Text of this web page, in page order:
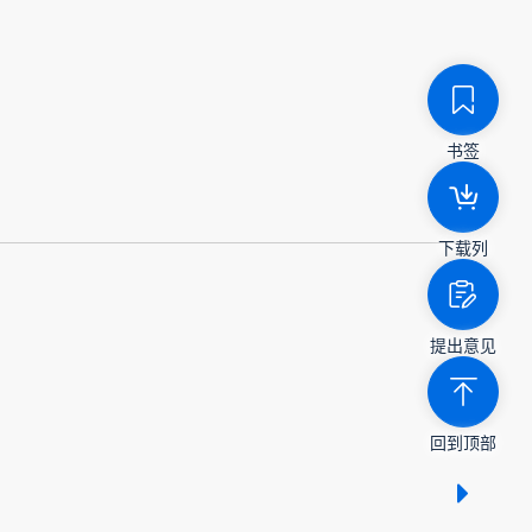
书签
下载列
提出意见
回到顶部